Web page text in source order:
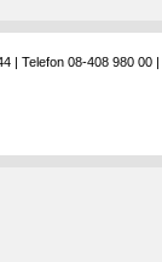
| Telefon 08-408 980 00 |